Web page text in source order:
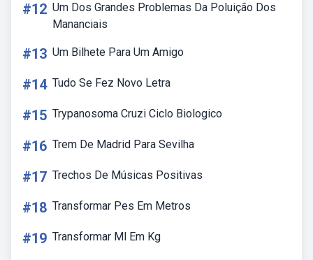
#12 Um Dos Grandes Problemas Da Poluição Dos
Mananciais
#13 Um Bilhete Para Um Amigo
#14 Tudo Se Fez Novo Letra
#15 Trypanosoma Cruzi Ciclo Biologico
#16 Trem De Madrid Para Sevilha
#17 Trechos De Músicas Positivas
#18 Transformar Pes Em Metros
#19 Transformar Ml Em Kg